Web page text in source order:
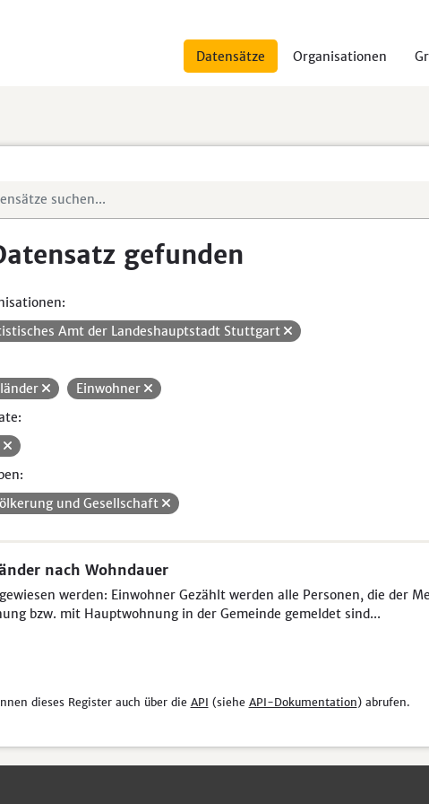
Datensätze Organisationen
gefunden
Amt der Landeshauptstadt Stuttgart
Einwohner
und Gesellschaft
nach Wohndauer
werden: Einwohner Gezählt werden alle Personen, die der
bzw. mit Hauptwohnung in der Gemeinde gemeldet sind...
dieses Register auch über die API (siehe API-Dokumentation) abrufen.